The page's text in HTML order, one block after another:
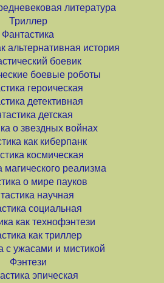
литература
Триллер
Фантастика
альтернативная история
боевик
боевые роботы
героическая
детективная
детская
о звездных войнах
как киберпанк
космическая
магического реализма
о мире пауков
научная
социальная
как технофэнтези
как триллер
с ужасами и мистикой
Фэнтези
эпическая